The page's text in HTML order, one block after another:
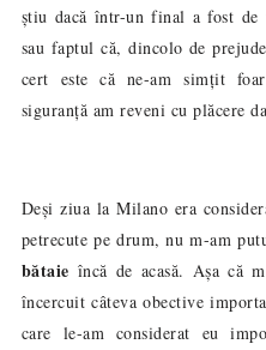
știu dacă într-un final a fost de
sau faptul că, dincolo de
cert este că ne-am simțit
siguranță am reveni cu plăcere
Deși ziua la Milano era
petrecute pe drum, nu m-am
bătaie încă de acasă. Așa că
încercuit câteva obective
care le-am considerat eu